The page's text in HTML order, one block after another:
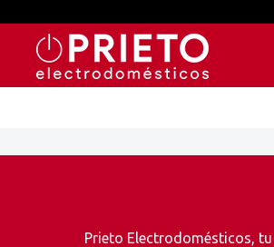
Prieto Electrodomésticos,